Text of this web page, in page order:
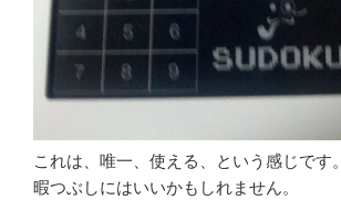
これは、唯一、使える、という感じです。
暇つぶしにはいいかもしれません。